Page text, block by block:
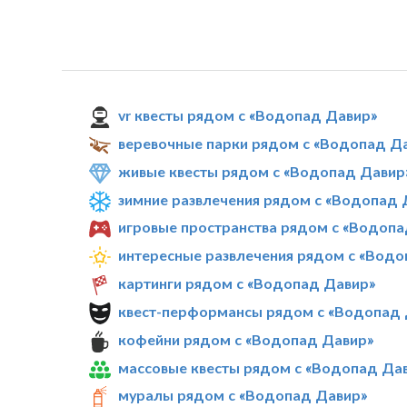
vr квесты рядом с «Водопад Давир»
веревочные парки рядом с «Водопад
живые квесты рядом с «Водопад
зимние развлечения рядом с «Водопад
игровые пространства рядом с
интересные развлечения рядом с
картинги рядом с «Водопад Давир»
квест-перформансы рядом с «Водопад
кофейни рядом с «Водопад Давир»
массовые квесты рядом с «Водопад
муралы рядом с «Водопад Давир»